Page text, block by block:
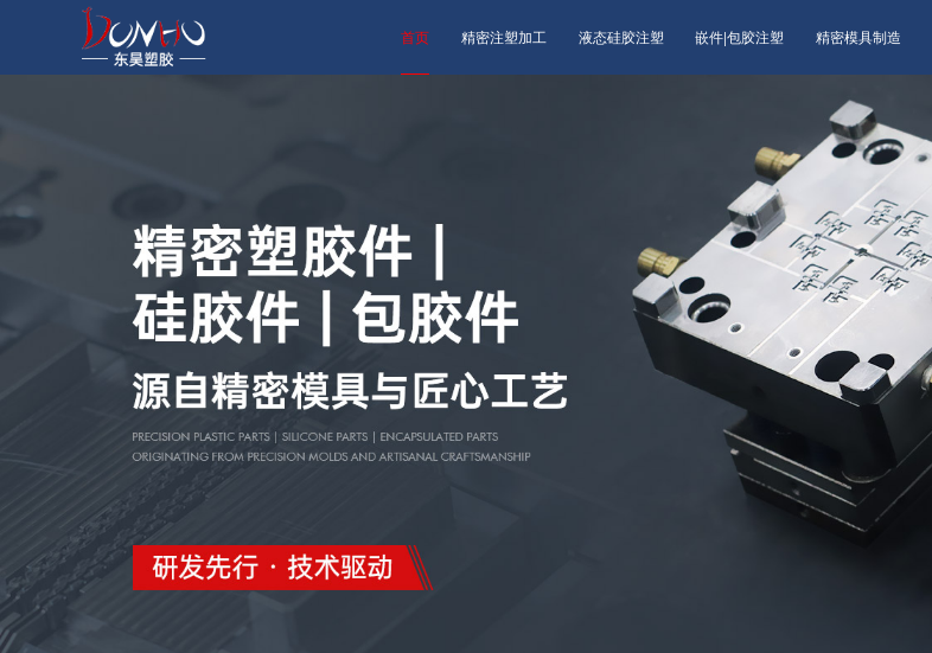
首页 精密注塑加工 液态硅胶注塑 嵌件|包胶注塑 精密模具制造